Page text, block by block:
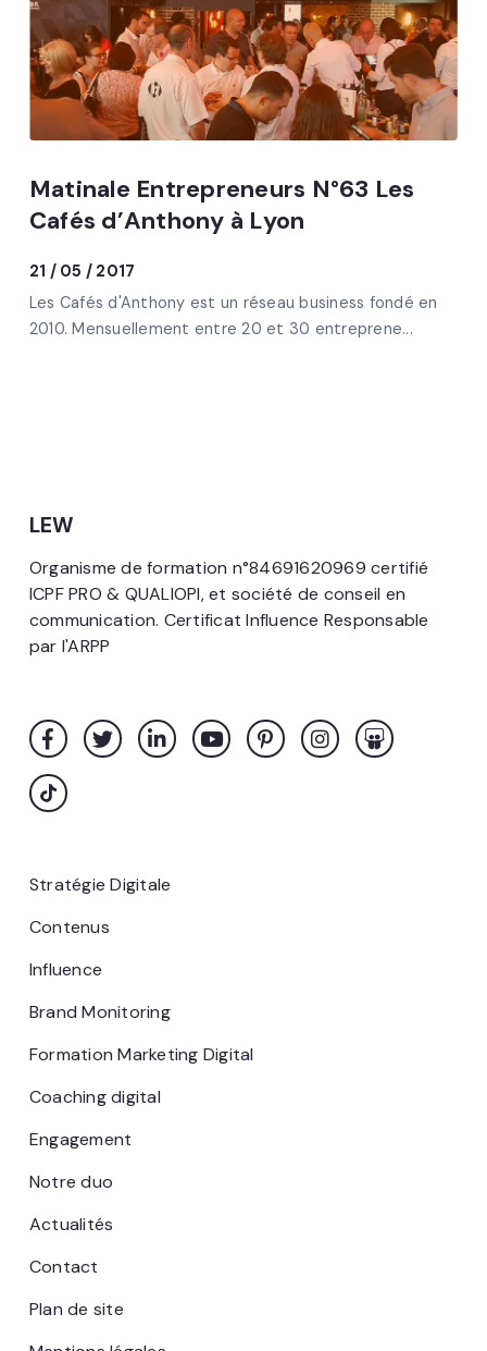
Matinale Entrepreneurs N°63 Les
Cafés d’Anthony à Lyon
21 / 05 / 2017
Les Cafés d'Anthony est un réseau business fondé en
2010. Mensuellement entre 20 et 30 entreprene...
LEW
Organisme de formation n°84691620969 certifié
ICPF PRO & QUALIOPI, et société de conseil en
communication. Certificat Influence Responsable
par l'ARPP
Stratégie Digitale
Contenus
Influence
Brand Monitoring
Formation Marketing Digital
Coaching digital
Engagement
Notre duo
Actualités
Contact
Plan de site